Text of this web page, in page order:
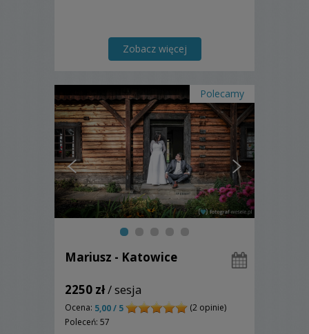
Zobacz więcej
Polecamy
Mariusz - Katowice
2250 zł/ sesja
Ocena: 5,00 / 5
(2 opinie)
Poleceń: 57